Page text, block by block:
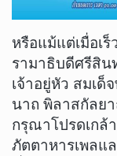
หรือแม้แต่เมื่อเ
รามาธิบดีศรีสิน
เจ้าอยู่หัว สมเ
นาถ พิลาสกัลย
กรุณาโปรดเกล้
ภัตตาหารเพลแ